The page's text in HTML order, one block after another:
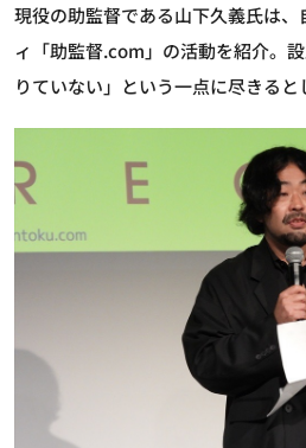
現役の助監督である山下久義氏は
ィ「助監督.com」の活動を紹介。
りていない」という一点に尽きると